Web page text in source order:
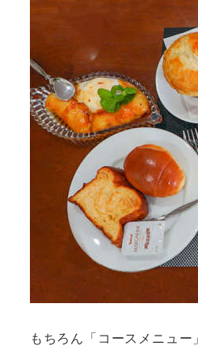
もちろん「コースメニュー